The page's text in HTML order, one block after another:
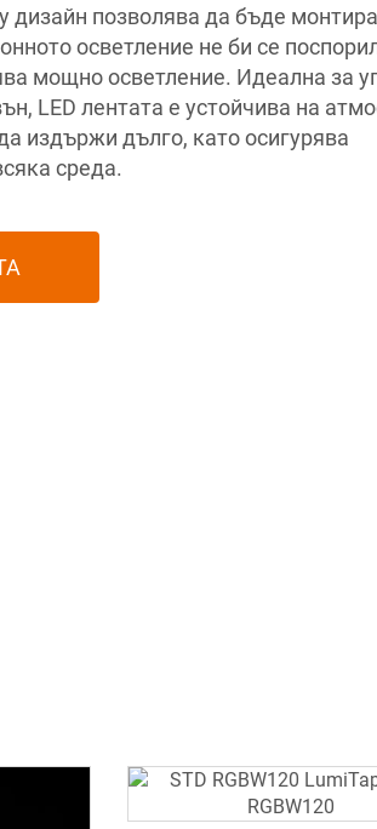
дизайн позволява да бъде
осветление не би се
мощно осветление. Идеална за
LED лентата е устойчива на
издържи дълго, като осигурява
среда.